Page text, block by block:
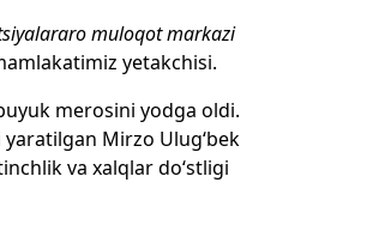
muloqot markazi
yetakchisi.
merosini yodga oldi.
Mirzo Ulug‘bek
va xalqlar do‘stligi